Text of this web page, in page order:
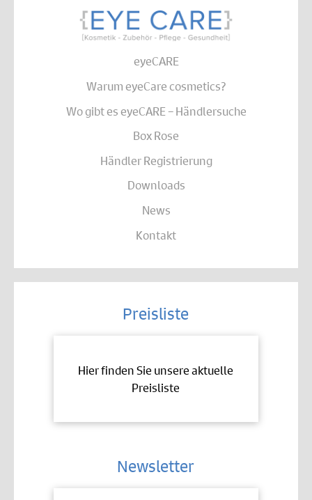
eyeCARE
Warum eyeCare cosmetics?
Wo gibt es eyeCARE – Händlersuche
Box Rose
Händler Registrierung
Downloads
News
Kontakt
Preisliste
Hier finden Sie unsere aktuelle
Preisliste
Newsletter